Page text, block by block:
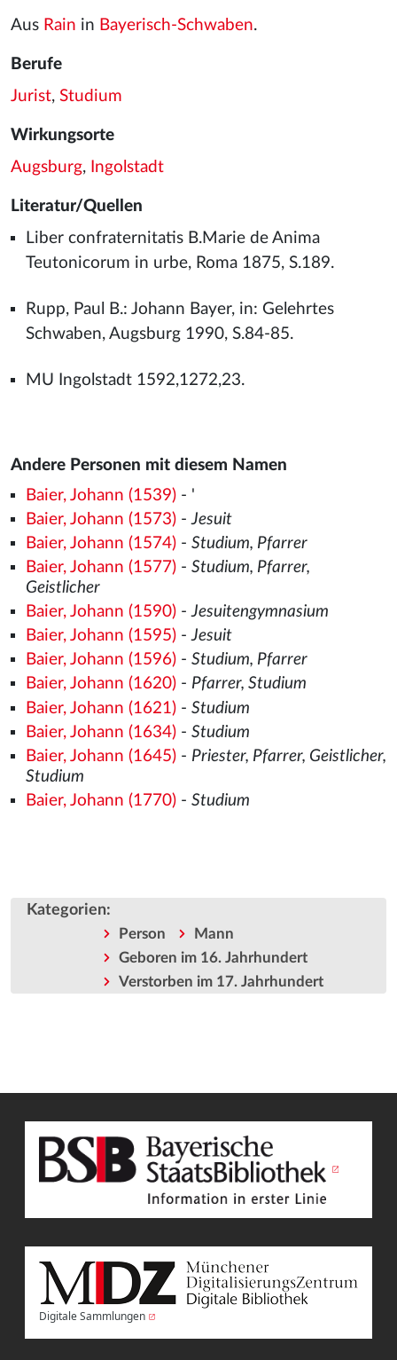
Aus Rain in Bayerisch-Schwaben.
Berufe
Jurist, Studium
Wirkungsorte
Augsburg, Ingolstadt
Literatur/Quellen
Liber confraternitatis B.Marie de Anima
Teutonicorum in urbe, Roma 1875, S.189.
Rupp, Paul B.: Johann Bayer, in: Gelehrtes
Schwaben, Augsburg 1990, S.84-85.
MU Ingolstadt 1592,1272,23.
Andere Personen mit diesem Namen
Baier, Johann (1539)- '
Baier, Johann (1573)-Jesuit
Baier, Johann (1574)- Studium, Pfarrer
Baier, Johann (1577)- Studium, Pfarrer,
Geistlicher
Baier, Johann (1590)-Jesuitengymnasium
Baier, Johann (1595)-Jesuit
Baier, Johann (1596)- Studium, Pfarrer
Baier, Johann (1620)- Pfarrer, Studium
Baier, Johann (1621)- Studium
Baier, Johann (1634)- Studium
Baier, Johann (1645)- Priester, Pfarrer, Geistlicher,
Studium
Baier, Johann (1770)- Studium
Kategorien:
Person
Mann
Geboren im 16. Jahrhundert
Verstorben im 17. Jahrhundert
Digitale Sammlungen